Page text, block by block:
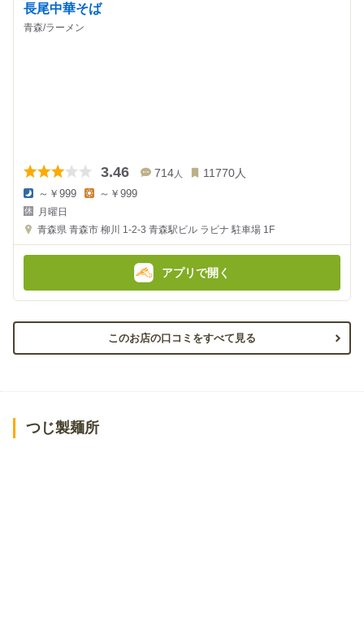
長尾中華そば
青森/ラーメン
3.46 714人 11770人
夜
の
金
～￥999
金
額
～￥999
月曜日
青森県 青森市 柳川 1-2-3 青森駅ビル ラビナ 駐車場 1F
アプリで開く
このお店の口コミをすべて見る
つじ製麺所